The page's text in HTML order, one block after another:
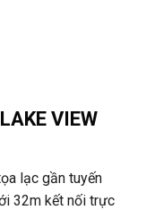
VIEW
lạc gần tuyến
32m kết nối trực